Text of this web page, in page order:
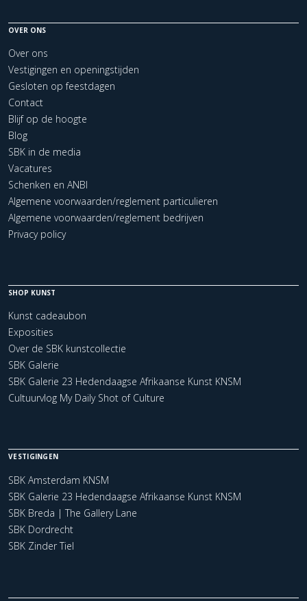
OVER ONS
Over ons
Vestigingen en openingstijden
Gesloten op feestdagen
Contact
Blijf op de hoogte
Blog
SBK in de media
Vacatures
Schenken en ANBI
Algemene voorwaarden/reglement particulieren
Algemene voorwaarden/reglement bedrijven
Privacy policy
SHOP KUNST
Kunst cadeaubon
Exposities
Over de SBK kunstcollectie
SBK Galerie
SBK Galerie 23 Hedendaagse Afrikaanse Kunst KNSM
Cultuurvlog My Daily Shot of Culture
VESTIGINGEN
SBK Amsterdam KNSM
SBK Galerie 23 Hedendaagse Afrikaanse Kunst KNSM
SBK Breda | The Gallery Lane
SBK Dordrecht
SBK Zinder Tiel